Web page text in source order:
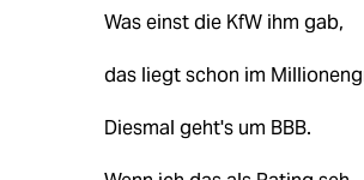
Was einst die KfW ihm gab,
das liegt schon im
Diesmal geht's um BBB.